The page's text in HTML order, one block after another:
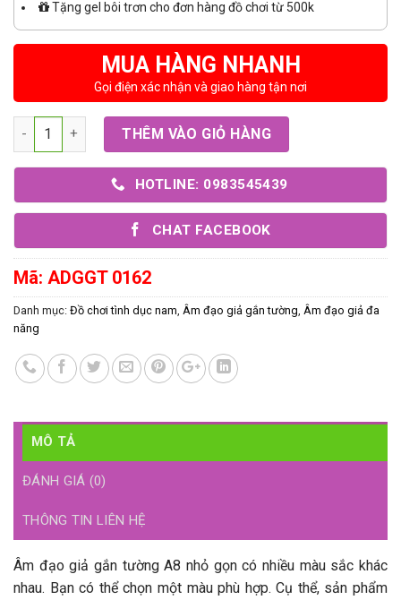
Tặng gel bôi trơn cho đơn hàng đồ chơi từ 500k
MUA HÀNG NHANH
Gọi điện xác nhận và giao hàng tận nơi
Số lượng THÊM VÀO GIỎ HÀNG
HOTLINE: 0983545439
CHAT FACEBOOK
Mã: ADGGT 0162
Danh mục: Đồ chơi tình dục nam Âm đạo giả gắn tường Âm đạo giả đa
năng
MÔ TẢ
ĐÁNH GIÁ (0)
THÔNG TIN LIÊN HỆ
Âm đạo giả gắn tường A8 nhỏ gọn có nhiều màu sắc khác
nhau. Bạn có thể chọn một màu phù hợp. Cụ thể, sản phẩm